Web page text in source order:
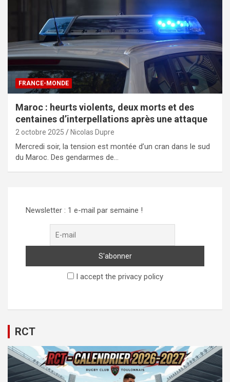
FRANCE-MONDE
Maroc : heurts violents, deux morts et des
centaines d’interpellations après une attaque
2 octobre 2025 Nicolas Dupre
Mercredi soir, la tension est montée d’un cran dans le sud
du Maroc. Des gendarmes de…
Newsletter : 1 e-mail par semaine !
I accept the privacy policy
RCT